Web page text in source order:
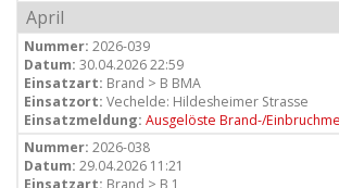
April
Nummer: 2026-039
Datum: 30.04.2026 22:59
Einsatzart: Brand > B BMA
Einsatzort: Vechelde: Hildesheimer Strasse
Einsatzmeldung: Ausgelöste Brand-/
Nummer: 2026-038
Datum: 29.04.2026 11:21